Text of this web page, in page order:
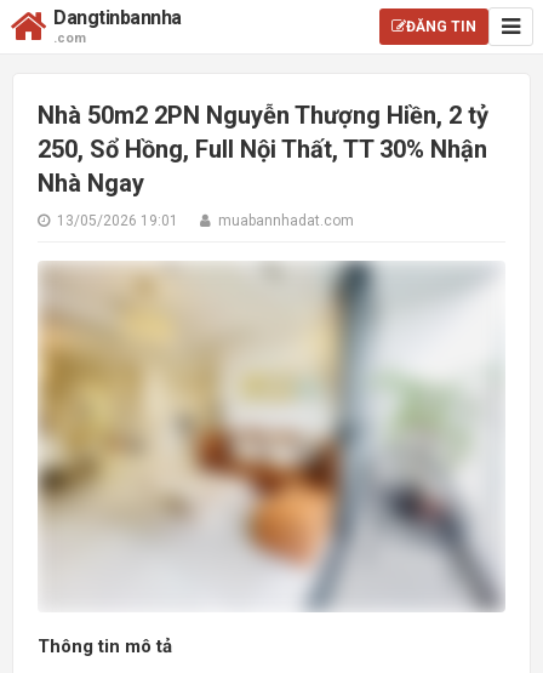
Dangtinbannha
.com
ĐĂNG TIN
Nhà 50m2 2PN Nguyễn Thượng Hiền, 2 tỷ
250, Sổ Hồng, Full Nội Thất, TT 30% Nhận
Nhà Ngay
13/05/2026 19:01 muabannhadat.com
Thông tin mô tả